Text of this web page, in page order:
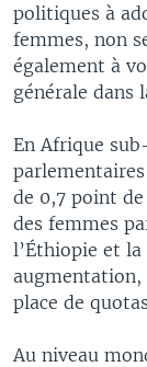
politiques à
femmes, non
également à
générale dans
En Afrique
de 0,7 point
des femmes
l’Éthiopie et
augmentation,
place de
Au niveau